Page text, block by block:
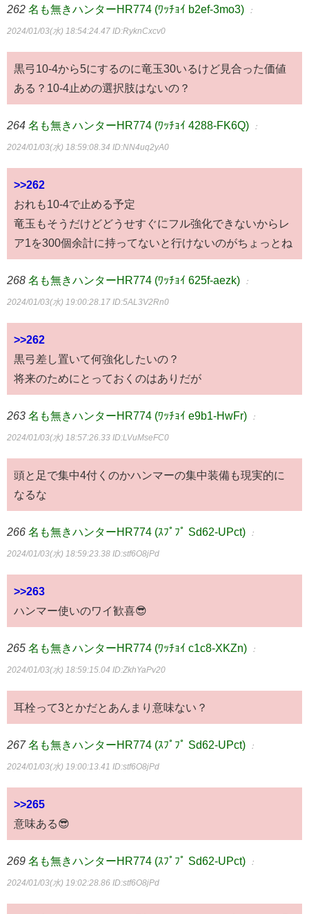
262 名も無きハンターHR774 (ﾜｯﾁｮｲ b2ef-3mo3) ：
2024/01/03(水) 18:54:24.47 ID:RyknCxcv0
黒弓10-4から5にするのに竜玉30いるけど見合った価値
ある？10-4止めの選択肢はないの？
264 名も無きハンターHR774 (ﾜｯﾁｮｲ 4288-FK6Q) ：
2024/01/03(水) 18:59:08.34 ID:NN4uq2yA0
>>262
おれも10-4で止める予定
竜玉もそうだけどどうせすぐにフル強化できないからレ
ア1を300個余計に持ってないと行けないのがちょっとね
268 名も無きハンターHR774 (ﾜｯﾁｮｲ 625f-aezk) ：
2024/01/03(水) 19:00:28.17 ID:5AL3V2Rn0
>>262
黒弓差し置いて何強化したいの？
将来のためにとっておくのはありだが
263 名も無きハンターHR774 (ﾜｯﾁｮｲ e9b1-HwFr) ：
2024/01/03(水) 18:57:26.33 ID:LVuMseFC0
頭と足で集中4付くのかハンマーの集中装備も現実的に
なるな
266 名も無きハンターHR774 (ｽﾌﾟﾌﾟ Sd62-UPct) ：
2024/01/03(水) 18:59:23.38 ID:stf6O8jPd
>>263
ハンマー使いのワイ歓喜😎
265 名も無きハンターHR774 (ﾜｯﾁｮｲ c1c8-XKZn) ：
2024/01/03(水) 18:59:15.04 ID:ZkhYaPv20
耳栓って3とかだとあんまり意味ない？
267 名も無きハンターHR774 (ｽﾌﾟﾌﾟ Sd62-UPct) ：
2024/01/03(水) 19:00:13.41 ID:stf6O8jPd
>>265
意味ある😎
269 名も無きハンターHR774 (ｽﾌﾟﾌﾟ Sd62-UPct) ：
2024/01/03(水) 19:02:28.86 ID:stf6O8jPd